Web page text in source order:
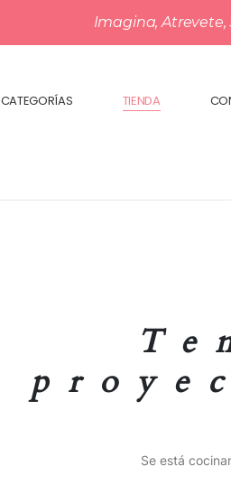
Imagina, Atrevete,
CATEGORÍAS TIENDA
Se está